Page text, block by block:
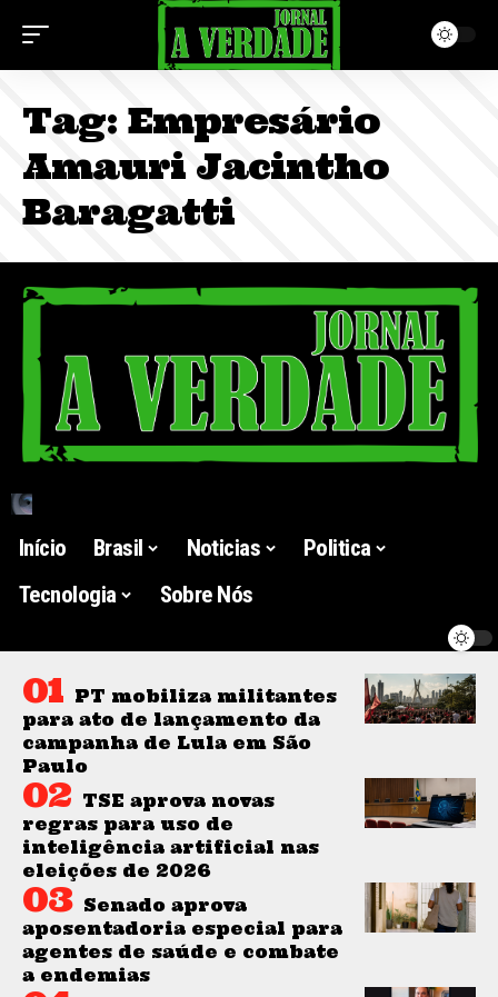
Tag: Empresário
Amauri Jacintho
Baragatti
Início Brasil Noticias
Politica
Tecnologia
Sobre Nós
PT mobiliza militantes
para ato de lançamento da
campanha de Lula em São
Paulo
TSE aprova novas
regras para uso de
inteligência artificial nas
eleições de 2026
Senado aprova
aposentadoria especial para
agentes de saúde e combate
a endemias